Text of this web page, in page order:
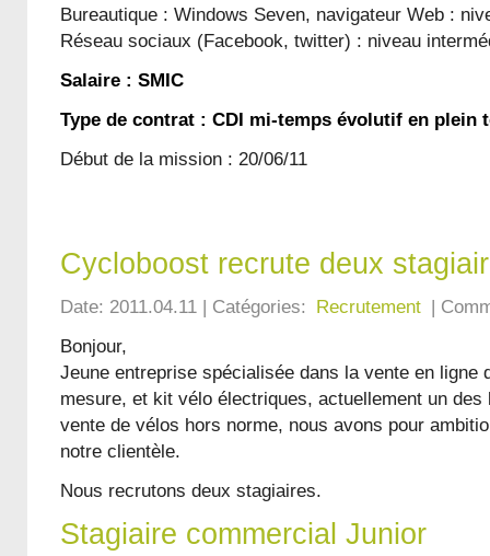
Bureautique : Windows Seven, navigateur Web :
Réseau sociaux (Facebook, twitter) : niveau
Salaire : SMIC
Type de contrat : CDI mi-temps évolutif en plein
Début de la mission : 20/06/11
Cycloboost recrute deux
Date: 2011.04.11 | Catégories: Recrutement |
Bonjour,
Jeune entreprise spécialisée dans la vente en ligne
mesure, et kit vélo électriques, actuellement un des
vente de vélos hors norme, nous avons pour
notre clientèle.
Nous recrutons deux stagiaires.
Stagiaire commercial Junior